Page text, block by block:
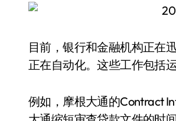
目前，银行和金融机构正在
正在自动化。这些工作包括
例如，摩根大通的Contract